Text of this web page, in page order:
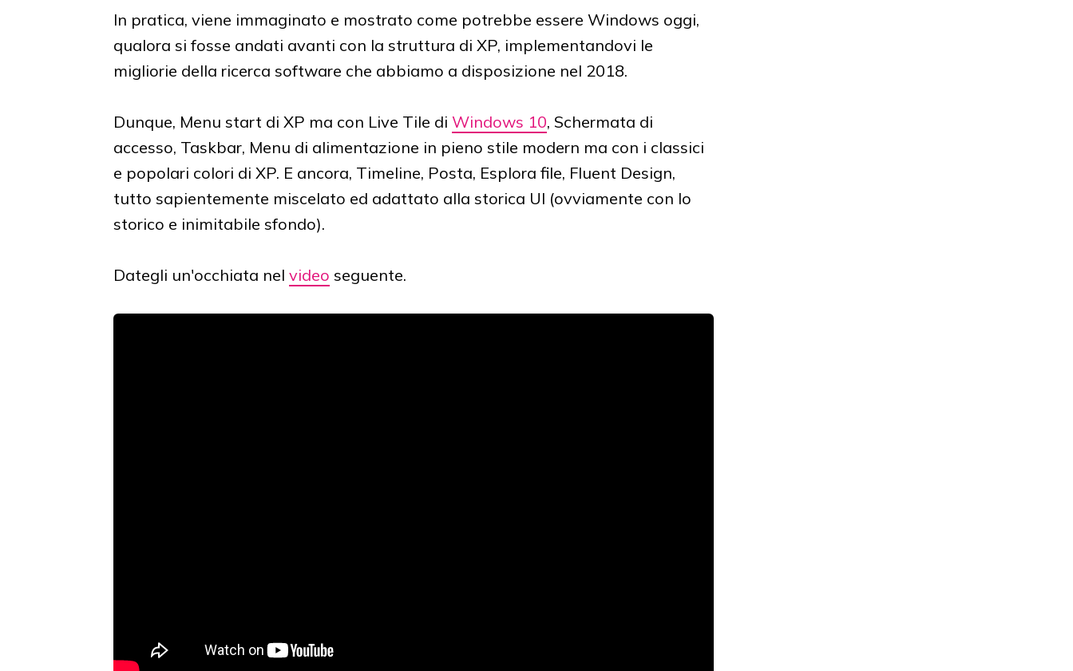
In pratica, viene immaginato e mostrato come potrebbe essere Windows oggi,
qualora si fosse andati avanti con la struttura di XP, implementandovi le
migliorie della ricerca software che abbiamo a disposizione nel 2018.
Dunque, Menu start di XP ma con Live Tile di Windows 10, Schermata di
accesso, Taskbar, Menu di alimentazione in pieno stile modern ma con i classici
e popolari colori di XP. E ancora, Timeline, Posta, Esplora file, Fluent Design,
tutto sapientemente miscelato ed adattato alla storica UI (ovviamente con lo
storico e inimitabile sfondo).
Dategli un'occhiata nel video seguente.